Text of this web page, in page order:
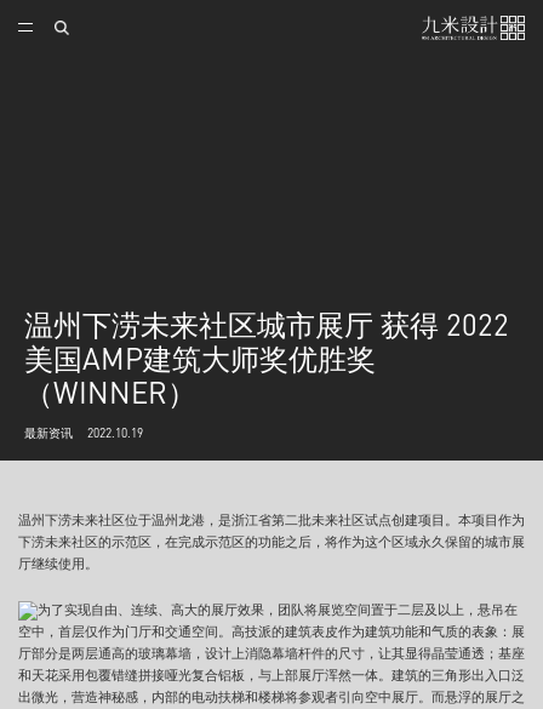
温州下涝未来社区城市展厅 获得 2022
美国AMP建筑大师奖优胜奖
（WINNER）
最新资讯 2022.10.19
温州下涝未来社区位于温州龙港，是浙江省第二批未来社区试点创建项目。本项目作为
下涝未来社区的示范区，在完成示范区的功能之后，将作为这个区域永久保留的城市展
厅继续使用。
为了实现自由、连续、高大的展厅效果，团队将展览空间置于二层及以上，悬吊在
空中，首层仅作为门厅和交通空间。高技派的建筑表皮作为建筑功能和气质的表象：展
厅部分是两层通高的玻璃幕墙，设计上消隐幕墙杆件的尺寸，让其显得晶莹通透；基座
和天花采用包覆错缝拼接哑光复合铝板，与上部展厅浑然一体。建筑的三角形出入口泛
出微光，营造神秘感，内部的电动扶梯和楼梯将参观者引向空中展厅。而悬浮的展厅之